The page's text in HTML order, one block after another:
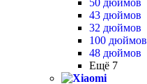
50 дюймов
43 дюймов
32 дюймов
100 дюймов
48 дюймов
Ещё 7